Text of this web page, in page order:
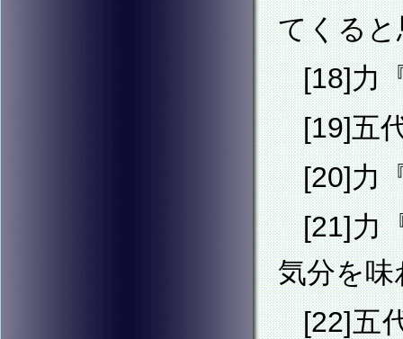
てくる
[18]力
[19]五
[20]力
[21]力
気分を
[22]五